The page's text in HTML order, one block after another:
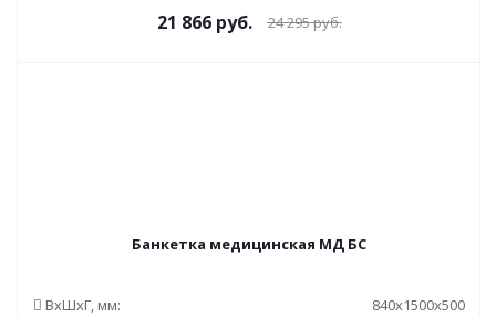
21 866руб. 24 295руб.
Банкетка медицинская МД БС
ВxШxГ, мм:
840x1500x500